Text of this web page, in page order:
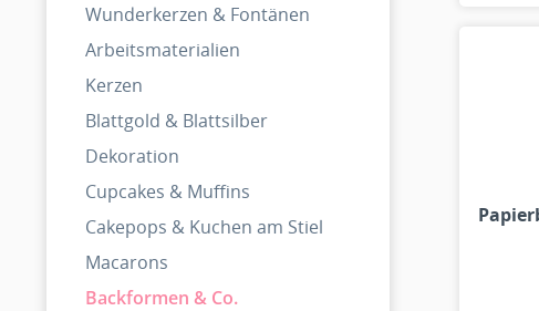
Wunderkerzen & Fontänen
Arbeitsmaterialien
Kerzen
Blattgold & Blattsilber
Dekoration
Cupcakes & Muffins
Cakepops & Kuchen am Stiel
Macarons
Backformen & Co.